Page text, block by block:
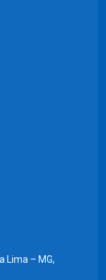
Lima – MG,